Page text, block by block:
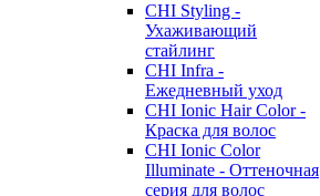
CHI Styling -
Ухаживающий
стайлинг
CHI Infra -
Ежедневный уход
CHI Ionic Hair Color -
Краска для волос
CHI Ionic Color
Illuminate - Оттеночная
серия для волос